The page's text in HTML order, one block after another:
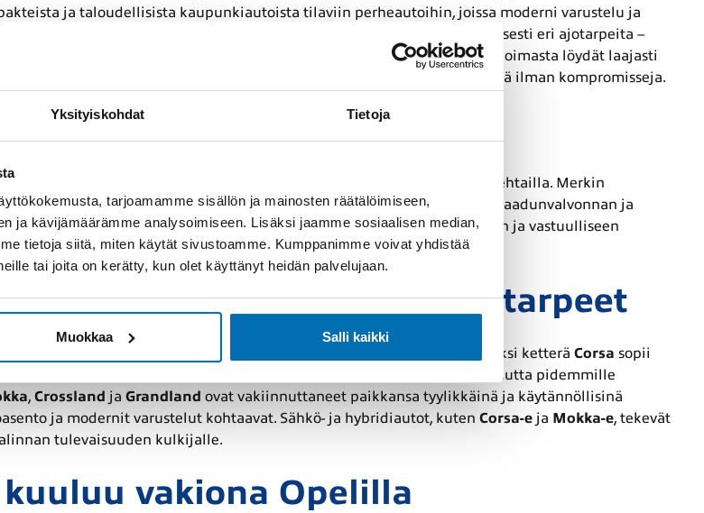
Yksityiskohdat Tietoja
tarjoamamme sisällön ja mainosten räätälöimiseen,
ja kävijämäärämme analysoimiseen. Lisäksi jaamme sosiaalisen median,
tietoja siitä, miten käytät sivustoamme. Kumppanimme voivat yhdistää
tai joita on kerätty, kun olet käyttänyt heidän palvelujaan.
Muokkaa Salli kaikki
ja taloudellisista kaupunkiautoista tilaviin perheautoihin, joissa moderni varustelu ja
miellyttävää ja vaivatonta. Opel on luotu palvelemaan monipuolisesti eri ajotarpeita –
koko perheen yhteiset ajot tai vapaa-ajan liikkuminen. Pörhön valikoimasta löydät laajasti
jotka tarjoavat luotettavuutta, ajamisen iloa ja taloudellista käytettävyyttä ilman kompromisseja.
ja eurooppalaiset juuret
Saksassa, erityisesti Rüsselsheimin, Eisenachin ja Kaiserslauternin tehtailla. Merkin
ja Puolasta. Tämä vahva eurooppalainen pohja takaa korkeatasoisen laadunvalvonnan ja
Stellantis-konsernia, joka panostaa voimakkaasti uusiin teknologioihin ja vastuulliseen
malliston sähköistyksessä.
Opel-mallit kattavat kaikki tarpeet
ja erilaisiin ajo-olosuhteisiin soveltuvat ratkaisut. Esimerkiksi ketterä Corsa sopii
tarjoavat enemmän tilaa ja mukavuutta pidemmille
, Crossland ja Grandland ovat vakiinnuttaneet paikkansa tyylikkäinä ja käytännöllisinä
ja modernit varustelut kohtaavat. Sähkö- ja hybridiautot, kuten Corsa-e ja Mokka-e, tekevät
tulevaisuuden kulkijalle.
vakiona Opelilla